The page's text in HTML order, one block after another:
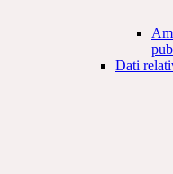
Dati